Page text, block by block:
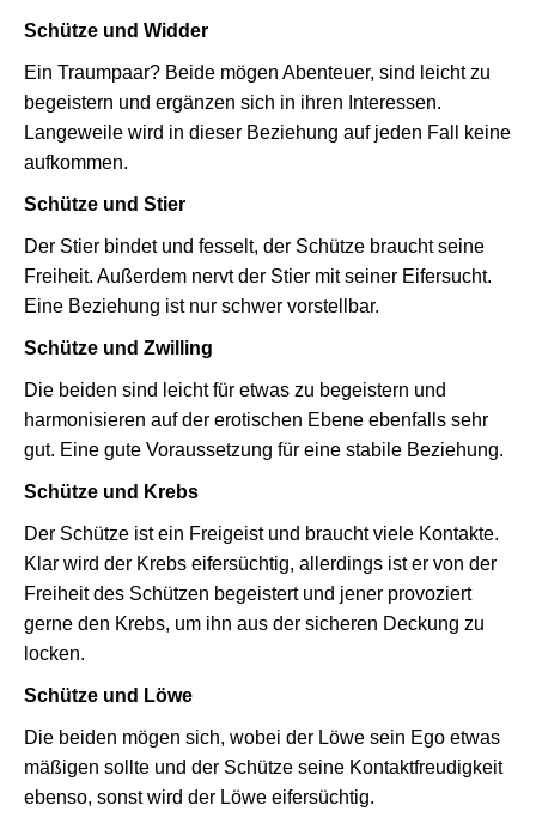
Schütze und Widder
Ein Traumpaar? Beide mögen Abenteuer, sind leicht zu
begeistern und ergänzen sich in ihren Interessen.
Langeweile wird in dieser Beziehung auf jeden Fall keine
aufkommen.
Schütze und Stier
Der Stier bindet und fesselt, der Schütze braucht seine
Freiheit. Außerdem nervt der Stier mit seiner Eifersucht.
Eine Beziehung ist nur schwer vorstellbar.
Schütze und Zwilling
Die beiden sind leicht für etwas zu begeistern und
harmonisieren auf der erotischen Ebene ebenfalls sehr
gut. Eine gute Voraussetzung für eine stabile Beziehung.
Schütze und Krebs
Der Schütze ist ein Freigeist und braucht viele Kontakte.
Klar wird der Krebs eifersüchtig, allerdings ist er von der
Freiheit des Schützen begeistert und jener provoziert
gerne den Krebs, um ihn aus der sicheren Deckung zu
locken.
Schütze und Löwe
Die beiden mögen sich, wobei der Löwe sein Ego etwas
mäßigen sollte und der Schütze seine Kontaktfreudigkeit
ebenso, sonst wird der Löwe eifersüchtig.